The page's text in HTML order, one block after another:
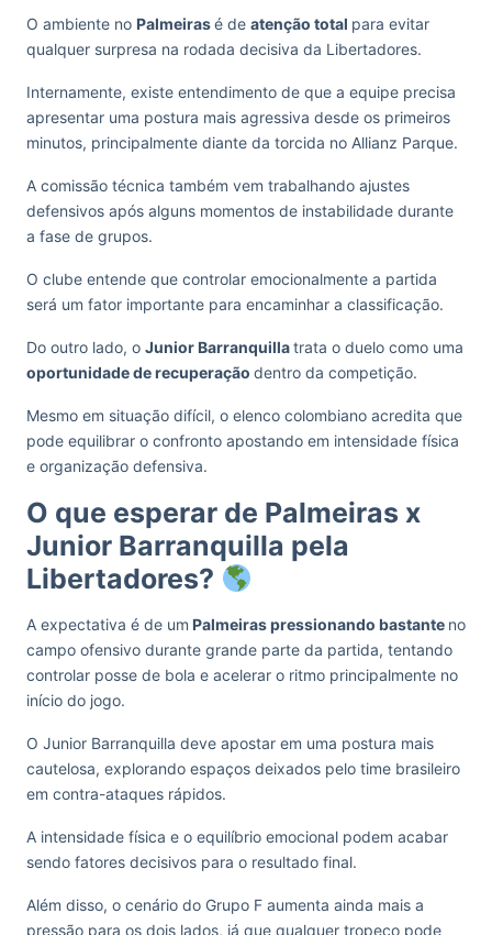
O ambiente no Palmeirasé de atenção total para evitar
qualquer surpresa na rodada decisiva da Libertadores.
Internamente, existe entendimento de que a equipe precisa
apresentar uma postura mais agressiva desde os primeiros
minutos, principalmente diante da torcida no Allianz Parque.
A comissão técnica também vem trabalhando ajustes
defensivos após alguns momentos de instabilidade durante
a fase de grupos.
O clube entende que controlar emocionalmente a partida
será um fator importante para encaminhar a classificação.
Do outro lado, o Junior Barranquillatrata o duelo como uma
oportunidade de recuperação dentro da competição.
Mesmo em situação difícil, o elenco colombiano acredita que
pode equilibrar o confronto apostando em intensidade física
e organização defensiva.
O que esperar de Palmeiras x
Junior Barranquilla pela
Libertadores?
A expectativa é de um Palmeiras pressionando bastante no
campo ofensivo durante grande parte da partida, tentando
controlar posse de bola e acelerar o ritmo principalmente no
início do jogo.
O Junior Barranquilla deve apostar em uma postura mais
cautelosa, explorando espaços deixados pelo time brasileiro
em contra-ataques rápidos.
A intensidade física e o equilíbrio emocional podem acabar
sendo fatores decisivos para o resultado final.
Além disso, o cenário do Grupo F aumenta ainda mais a
pressão para os dois lados, já que qualquer tropeço pode